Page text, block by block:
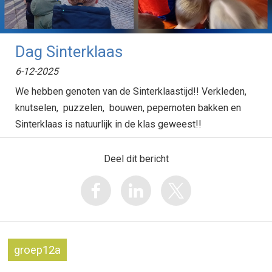
Dag Sinterklaas
6-12-2025
We hebben genoten van de Sinterklaastijd!! Verkleden,
knutselen, puzzelen, bouwen, pepernoten bakken en
Sinterklaas is natuurlijk in de klas geweest!!
Deel dit bericht
groep12a